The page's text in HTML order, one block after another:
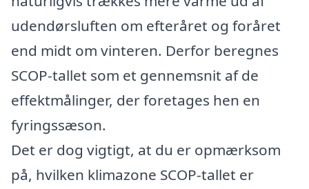
udendørsluften om efteråret og foråret
end midt om vinteren. Derfor beregnes
SCOP-tallet som et gennemsnit af de
effektmålinger, der foretages hen en
fyringssæson.
Det er dog vigtigt, at du er opmærksom
på, hvilken klimazone SCOP-tallet er